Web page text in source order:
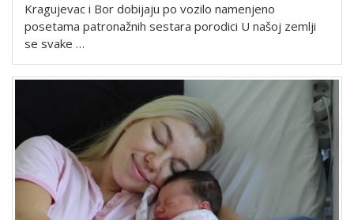
Kragujevac i Bor dobijaju po vozilo namenjeno
posetama patronažnih sestara porodici U našoj zemlji
se svake …